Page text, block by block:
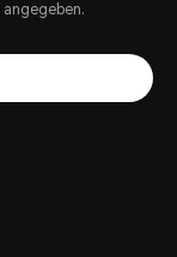
angegeben.